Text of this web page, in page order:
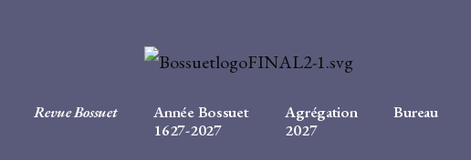
Revue Bossuet
Année Bossuet
1627-2027
Agrégation
2027
Bureau